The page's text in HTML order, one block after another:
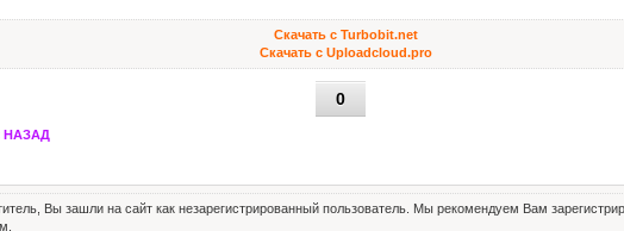
Скачать с Turbobit.net
Скачать с Uploadcloud.pro
0
НАЗАД
Вы зашли на сайт как незарегистрированный пользователь. Мы рекомендуем Вам